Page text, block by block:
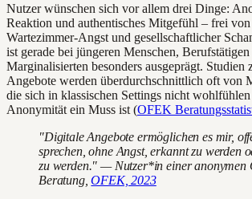
Nutzer wünschen sich vor allem drei Dinge:
Reaktion und authentisches Mitgefühl – frei
Wartezimmer-Angst und gesellschaftlicher
ist gerade bei jüngeren Menschen, Berufstätigen
Marginalisierten besonders ausgeprägt. Studien
Angebote werden überdurchschnittlich oft von
die sich in klassischen Settings nicht
Anonymität ein Muss ist (OFEK
"Digitale Angebote ermöglichen es mir,
sprechen, ohne Angst, erkannt zu werden
zu werden." — Nutzer*in einer anonymen
Beratung,OFEK, 2023